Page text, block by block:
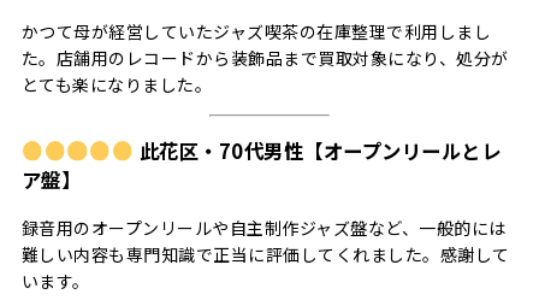
かつて母が経営していたジャズ喫茶の在庫整理で利用しまし
た。店舗用のレコードから装飾品まで買取対象になり、処分が
とても楽になりました。
此花区・70代男性【オープンリールとレ
ア盤】
録音用のオープンリールや自主制作ジャズ盤など、一般的には
難しい内容も専門知識で正当に評価してくれました。感謝して
います。